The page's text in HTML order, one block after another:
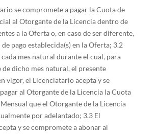
se compromete a pagar la Cuota de
al Otorgante de la Licencia dentro de
a la Oferta o, en caso de ser diferente,
de pago establecida(s) en la Oferta; 3.2
mes natural durante el cual, para
dicho mes natural, el presente
vigor, el Licenciatario acepta y se
al Otorgante de la Licencia la Cuota
que el Otorgante de la Licencia
por adelantado; 3.3 El
y se compromete a abonar al